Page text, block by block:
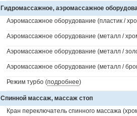
Гидромассажное, аэромассажное
Аэромассажное оборудование (пластик /
Аэромассажное оборудование (металл /
Аэромассажное оборудование (металл /
Аэромассажное оборудование (металл /
Режим турбо (подробнее)
Спинной массаж, массаж стоп
Кран переключатель спинного массажа